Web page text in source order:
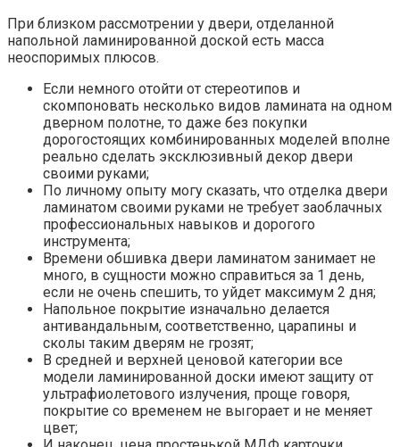
При близком рассмотрении у двери, отделанной
напольной ламинированной доской есть масса
неоспоримых плюсов.
Если немного отойти от стереотипов и
скомпоновать несколько видов ламината на одном
дверном полотне, то даже без покупки
дорогостоящих комбинированных моделей вполне
реально сделать эксклюзивный декор двери
своими руками;
По личному опыту могу сказать, что отделка двери
ламинатом своими руками не требует заоблачных
профессиональных навыков и дорогого
инструмента;
Времени обшивка двери ламинатом занимает не
много, в сущности можно справиться за 1 день,
если не очень спешить, то уйдет максимум 2 дня;
Напольное покрытие изначально делается
антивандальным, соответственно, царапины и
сколы таким дверям не грозят;
В средней и верхней ценовой категории все
модели ламинированной доски имеют защиту от
ультрафиолетового излучения, проще говоря,
покрытие со временем не выгорает и не меняет
цвет;